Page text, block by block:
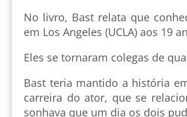
No livro, Bast relata que
em Los Angeles (UCLA) aos 19
Eles se tornaram colegas de
Bast teria mantido a história
carreira do ator, que se
sonhava que um dia os dois